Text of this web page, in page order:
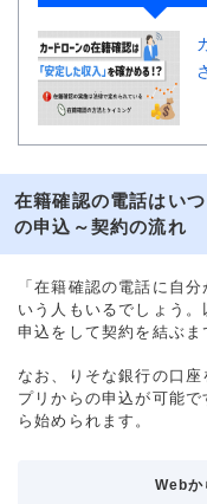
在籍確認の電話はい
の申込～契約の流れ
「在籍確認の電話に自
いう人もいるでしょう
申込をして契約を結ぶま
なお、りそな銀行の口
プリからの申込が可能
ら始められます。
Webか